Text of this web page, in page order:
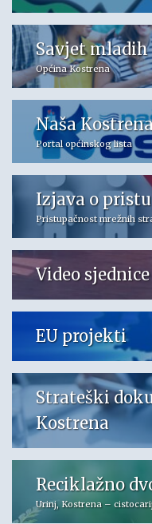
Savjet mladih
Općina Kostrena
Naša
Portal općinskog lista
Izjava o
Pristupačnost mrežnih
Video sjednice
EU projekti
Strateški
Kostrena
Reciklažno
Urinj, Kostrena –